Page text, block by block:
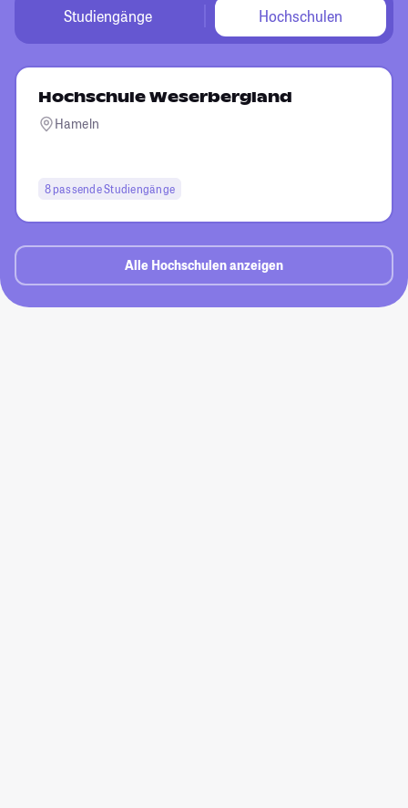
Studiengänge Hochschulen
Hochschule Weserbergland
Hameln
8 passende Studiengänge
Alle Hochschulen anzeigen